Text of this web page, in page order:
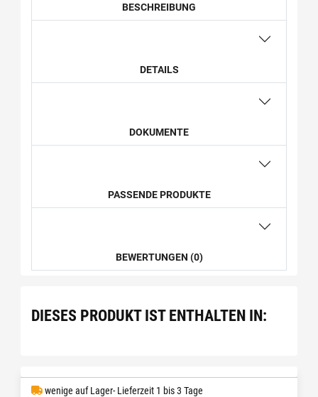
BESCHREIBUNG
DETAILS
DOKUMENTE
PASSENDE PRODUKTE
BEWERTUNGEN (0)
DIESES PRODUKT IST ENTHALTEN IN:
wenige auf Lager- Lieferzeit 1 bis 3 Tage